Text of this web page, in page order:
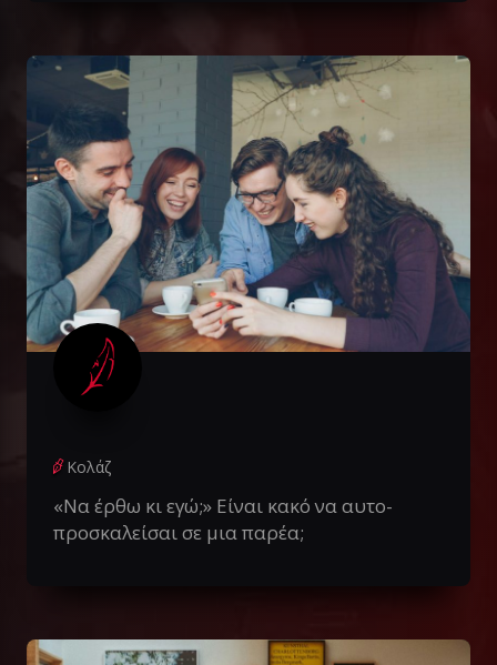
Κολάζ
«Να έρθω κι εγώ;» Είναι κακό να αυτο-
προσκαλείσαι σε μια παρέα;